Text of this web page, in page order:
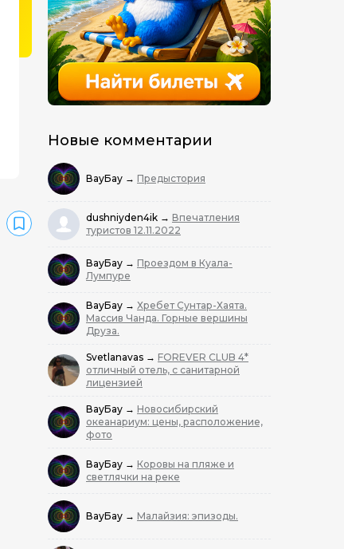
Новые комментарии
ВауБау → Предыстория
dushniyden4ik → Впечатления
туристов 12.11.2022
ВауБау → Проездом в Куала-
Лумпуре
ВауБау → Хребет Сунтар-Хаята.
Массив Чанда. Горные вершины
Друза.
Svetlanavas → FOREVER CLUB 4*
отличный отель, с санитарной
лицензией
ВауБау → Новосибирский
океанариум: цены, расположение,
фото
ВауБау → Коровы на пляже и
светлячки на реке
ВауБау → Малайзия: эпизоды.